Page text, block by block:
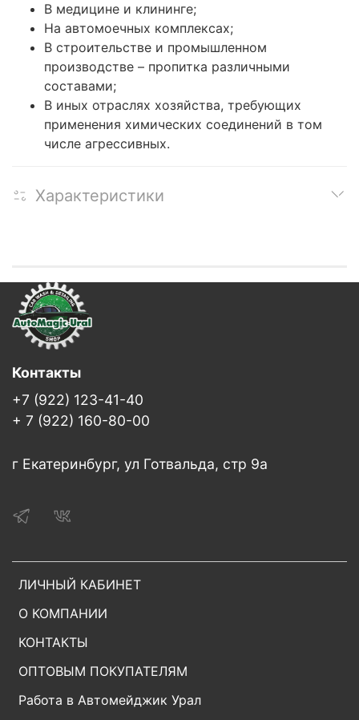
В медицине и клининге;
На автомоечных комплексах;
В строительстве и промышленном
производстве – пропитка различными
составами;
В иных отраслях хозяйства, требующих
применения химических соединений в том
числе агрессивных.
Характеристики
ЛИЧНЫЙ КАБИНЕТ
О КОМПАНИИ
КОНТАКТЫ
ОПТОВЫМ ПОКУПАТЕЛЯМ
Работа в Автомейджик Урал
Контакты
+7 (922) 123-41-40
+ 7 (922) 160-80-00
г Екатеринбург, ул Готвальда, стр 9а